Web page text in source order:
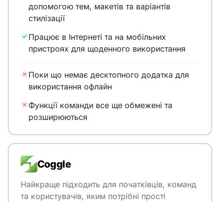
допомогою тем, макетів та варіантів
стилізації
Працює в Інтернеті та на мобільних
пристроях для щоденного використання
Поки що немає десктопного додатка для
використання офлайн
Функції команди все ще обмежені та
розширюються
Coggle
Найкраще підходить для початківців, команд
та користувачів, яким потрібні прості